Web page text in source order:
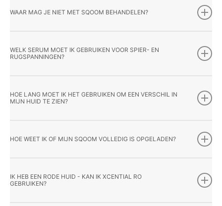
WAAR MAG JE NIET MET SQOOM BEHANDELEN?
WELK SERUM MOET IK GEBRUIKEN VOOR SPIER- EN
RUGSPANNINGEN?
HOE LANG MOET IK HET GEBRUIKEN OM EEN VERSCHIL IN
MIJN HUID TE ZIEN?
HOE WEET IK OF MIJN SQOOM VOLLEDIG IS OPGELADEN?
IK HEB EEN RODE HUID - KAN IK XCENTIAL RO
GEBRUIKEN?